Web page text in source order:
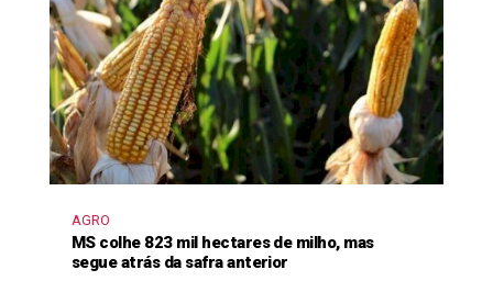
AGRO
MS colhe 823 mil hectares de milho, mas
segue atrás da safra anterior